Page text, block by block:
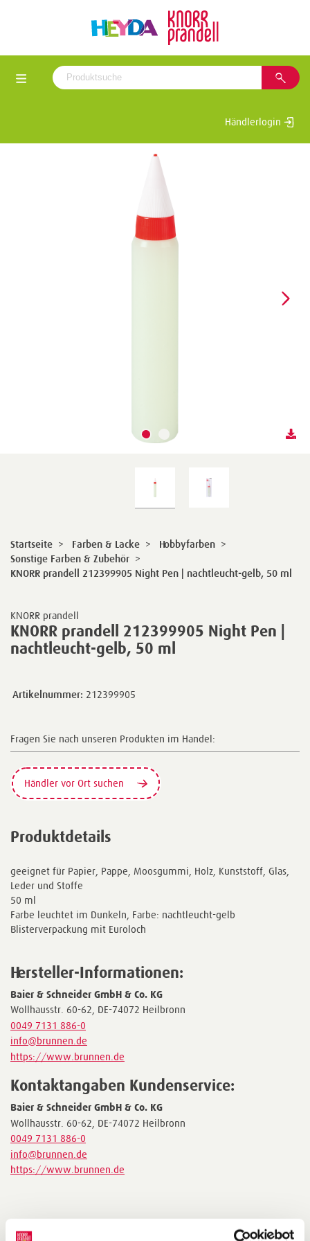
Händlerlogin
KNORR prandell
KNORR prandell 212399905 Night Pen |
nachtleucht-gelb, 50 ml
Startseite > Farben & Lacke > Hobbyfarben >
Sonstige Farben & Zubehör >
KNORR prandell 212399905 Night Pen | nachtleucht-gelb, 50 ml
Artikelnummer: 212399905
Fragen Sie nach unseren Produkten im Handel:
Händler vor Ort suchen
Produktdetails
geeignet für Papier, Pappe, Moosgummi, Holz, Kunststoff, Glas,
Leder und Stoffe
50 ml
Farbe leuchtet im Dunkeln, Farbe: nachtleucht-gelb
Blisterverpackung mit Euroloch
Hersteller-Informationen:
Baier & Schneider GmbH & Co. KG
Wollhausstr. 60-62, DE-74072 Heilbronn
0049 7131 886-0
info@brunnen.de
https://www.brunnen.de
Kontaktangaben Kundenservice:
Baier & Schneider GmbH & Co. KG
Wollhausstr. 60-62, DE-74072 Heilbronn
0049 7131 886-0
info@brunnen.de
https://www.brunnen.de